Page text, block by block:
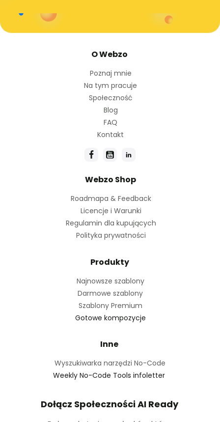
Dołącz Społeczności AI Ready
Najnowsze szablony
Darmowe szablony
Szablony Premium
Gotowe kompozycje
Produkty
Wyszukiwarka narzędzi No-Code
Weekly No-Code Tools infoletter
Inne
Roadmapa & Feedback
Licencje i Warunki
Regulamin dla kupujących
Polityka prywatności
Webzo Shop
Poznaj mnie
Na tym pracuje
Społeczność
Blog
FAQ
Kontakt
O Webzo